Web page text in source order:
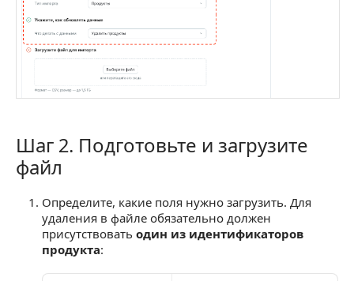
Шаг 2. Подготовьте и загрузите файл
Шаг 2. Подготовьте и загрузите
файл
Определите, какие поля нужно загрузить. Для
удаления в файле обязательно должен
присутствовать один из идентификаторов
продукта: